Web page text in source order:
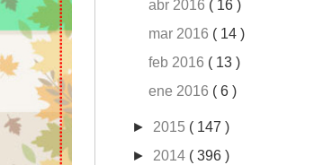
abr 2016 ( 16 )
mar 2016 ( 14 )
feb 2016 ( 13 )
ene 2016 ( 6 )
► 2015 ( 147 )
► 2014 ( 396 )